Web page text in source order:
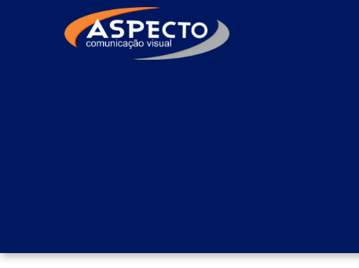
AFachada em ACM em São Bernardo do
utilizada em projetos de comunicação
acabamento. Composta por chapas de
aplicação de diferentes cores, texturas
diferentes identidades visuais. A Fachada
Encontre uma empresa